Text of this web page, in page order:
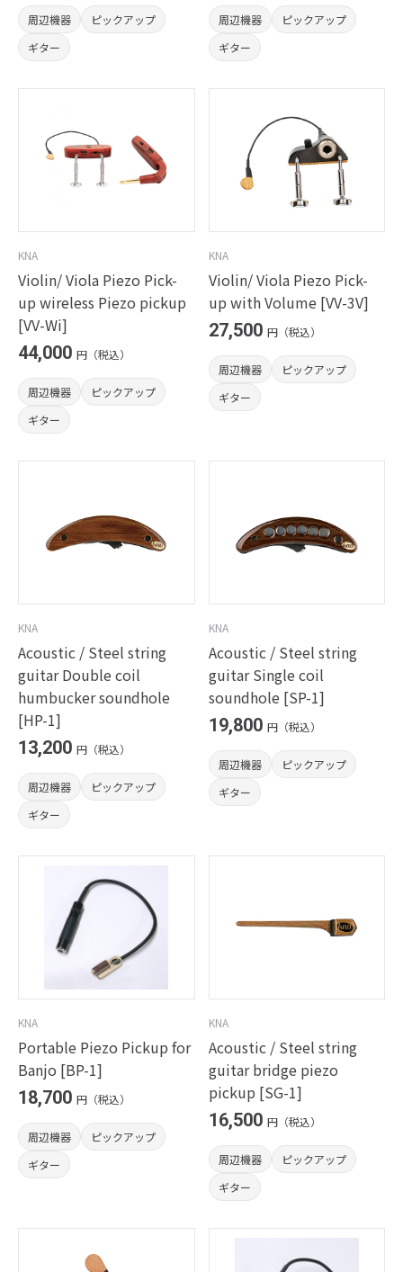
周辺機器
ピックアップ
ギター
周辺機器
ピックアップ
ギター
KNA
Violin/ Viola Piezo Pick-
up wireless Piezo pickup
[VV-Wi]
44,000 円（税込）
周辺機器
ピックアップ
ギター
KNA
Violin/ Viola Piezo Pick-
up with Volume [VV-3V]
27,500 円（税込）
周辺機器
ピックアップ
ギター
KNA
Acoustic / Steel string
guitar Double coil
humbucker soundhole
[HP-1]
13,200 円（税込）
周辺機器
ピックアップ
ギター
KNA
Acoustic / Steel string
guitar Single coil
soundhole [SP-1]
19,800 円（税込）
周辺機器
ピックアップ
ギター
KNA
Portable Piezo Pickup for
Banjo [BP-1]
18,700 円（税込）
周辺機器
ピックアップ
ギター
KNA
Acoustic / Steel string
guitar bridge piezo
pickup [SG-1]
16,500 円（税込）
周辺機器
ピックアップ
ギター